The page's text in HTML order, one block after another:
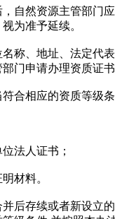
然资源主管部门
为准予延续。
、地址、法定代表
门申请办理资质证
相应的资质等级条
法人证书；
材料。
存续或者新设立的